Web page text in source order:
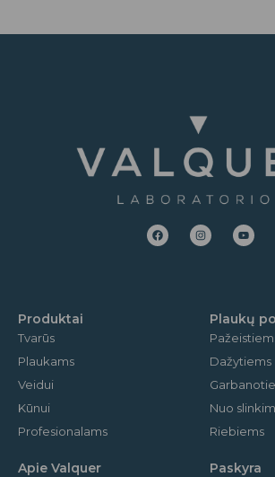
a
c
n
s
o
u
Produktai
Tvarūs
Plaukams
Veidui
Kūnui
Profesionalams
Plaukų
Dažytiems
Nuo
Riebiems
Apie Valquer Paskyra